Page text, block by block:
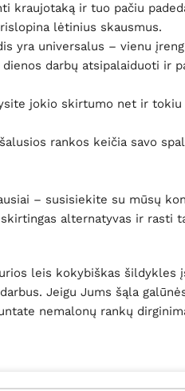
kraujotaką ir tuo pačiu
lėtinius skausmus.
yra universalus – vienu
darbų atsipalaiduoti ir
jokio skirtumo net ir tokiu
rankos keičia savo
– susisiekite su mūsų
alternatyvas ir rasti
leis kokybiškas šildykles
Jeigu Jums šąla
nemalonų rankų